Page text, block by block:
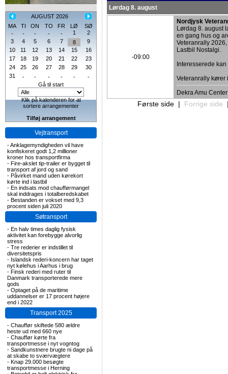
AUGUST 2026
MA
TI ON TO FR LØ
SØ
-
- - - - 1
2
3
4 5 6 7 8
9
10
11 12 13 14 15
16
17
18 19 20 21 22
23
24
25 26 27 28 29
30
31
- - - - -
-
Gå til start
Klik på kalenderen for at
sortere arrangementer
Tilføj arrangement
Vejtransport
-Anklagemyndigheden vil have
konfiskeret godt 1,2 millioner
kroner hos transportfirma
- Fire-akslet tip-trailer er bygget til
transport af jord og sand
- Påvirket mand uden kørekort
kørte ind i lastbil
- En indsats mod chaufførmangel
skal inddrages i totalberedskabet
- Bestanden er vokset med 9,3
procent siden juli 2020
Søtransport
- En halv times daglig fysisk
aktivitet kan forebygge alvorlig
stress
- Tre rederier er indstillet til
diversitetspris
- Islandsk rederi-koncern har taget
nyt kølehus i Aarhus i brug
- Finsk rederi med ruter til
Danmark transporterede mere
gods
- Optaget på de maritime
uddannelser er 17 procent højere
end i 2022
Transport 2025
- Chauffør skiftede 580 ældre
heste ud med 660 nye
- Chauffør kørte fra
transportmesse i nyt vogntog
- Sandkunstnere brugte ni dage på
at skabe to sværvægtere
- Knap 29.000 besøgte
transportmesse i Herning
Lørdag 8. august
-09:00
Nordjysk
Lørdag 8. august
en gang hus og
Veteranrally
Lastbil Nostalgi.
Interesserede
Veteranrally kører
Dekra Amu
Første side | Forrige side